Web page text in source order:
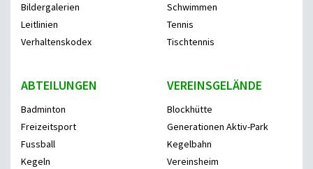
Bildergalerien
Leitlinien
Verhaltenskodex
Schwimmen
Tennis
Tischtennis
ABTEILUNGEN
Badminton
Freizeitsport
Fussball
Kegeln
VEREINSGELÄNDE
Blockhütte
Generationen Aktiv-Park
Kegelbahn
Vereinsheim